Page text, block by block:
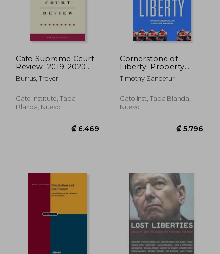
₡ 19.070
Cato Supreme Court
Review: 2019-2020
(en Inglés)
Burrus, Trevor
Cato Institute, Tapa
Blanda, Nuevo
Cornerstone of
Liberty: Property
Rights in 21st Century
America
Timothy Sandefur
Cato Inst, Tapa Blanda,
Nuevo